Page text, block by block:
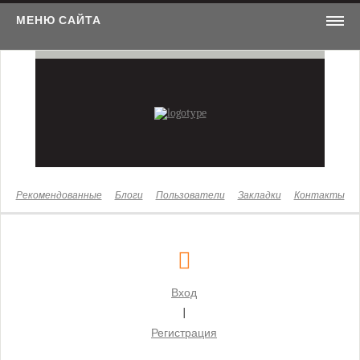
МЕНЮ САЙТА
Новости
Бизнес
Здоровье
Бабушкинский районный суд г. Москвы
Басманный районный суд г. Москвы
Бутырский районный суд г. Москвы
Рекомендованные Блоги Пользователи Закладки Контакты
Вход
Регистрация